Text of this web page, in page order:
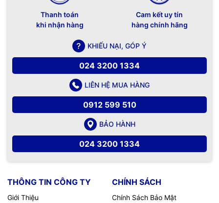
Thanh toán
khi nhận hàng
Cam kết uy tín
hàng chính hãng
KHIẾU NẠI, GÓP Ý
024 3200 1334
LIÊN HỆ MUA HÀNG
0912 599 510
BẢO HÀNH
024 3200 1334
THÔNG TIN CÔNG TY
Giới Thiệu
CHÍNH SÁCH
Chính Sách Bảo Mật